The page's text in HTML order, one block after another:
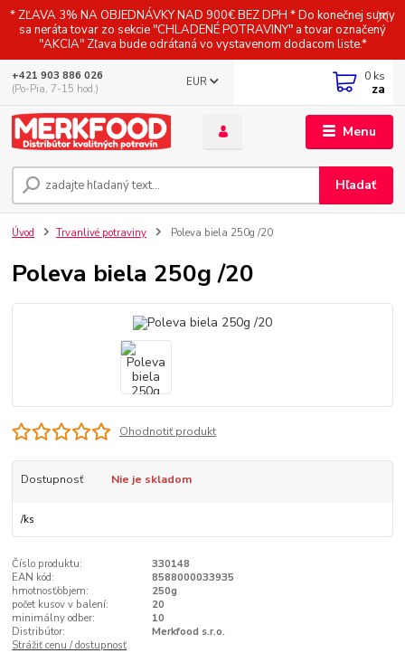
* ZĽAVA 3% NA OBJEDNÁVKY NAD 900€ BEZ DPH * Do konečnej sumy
sa neráta tovar zo sekcie "CHLADENÉ POTRAVINY" a tovar označený
"AKCIA" Zľava bude odrátaná vo vystavenom dodacom liste.*
Menu
EUR
Hľadať
+421 903 886 026
(Po-Pia, 7-15 hod.)
0 ks
za
Úvod Trvanlivé potraviny Poleva biela 250g /20
Poleva biela 250g /20
Ohodnotiť produkt
Dostupnosť Nie je skladom
/ks
Číslo produktu:
330148
EAN kód:
8588000033935
hmotnosť/objem:
250g
počet kusov v balení:
20
minimálny odber:
10
Distribútor:
Merkfood s.r.o.
Strážiť cenu / dostupnosť